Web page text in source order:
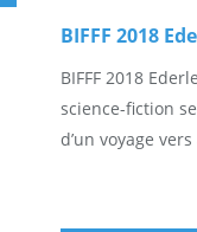
BIFFF 2018
BIFFF 2018
science-fiction
d’un voyage